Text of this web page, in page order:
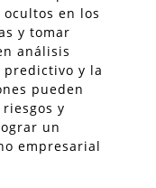
en los
y tomar
análisis
predictivo y la
pueden
y
un
empresarial